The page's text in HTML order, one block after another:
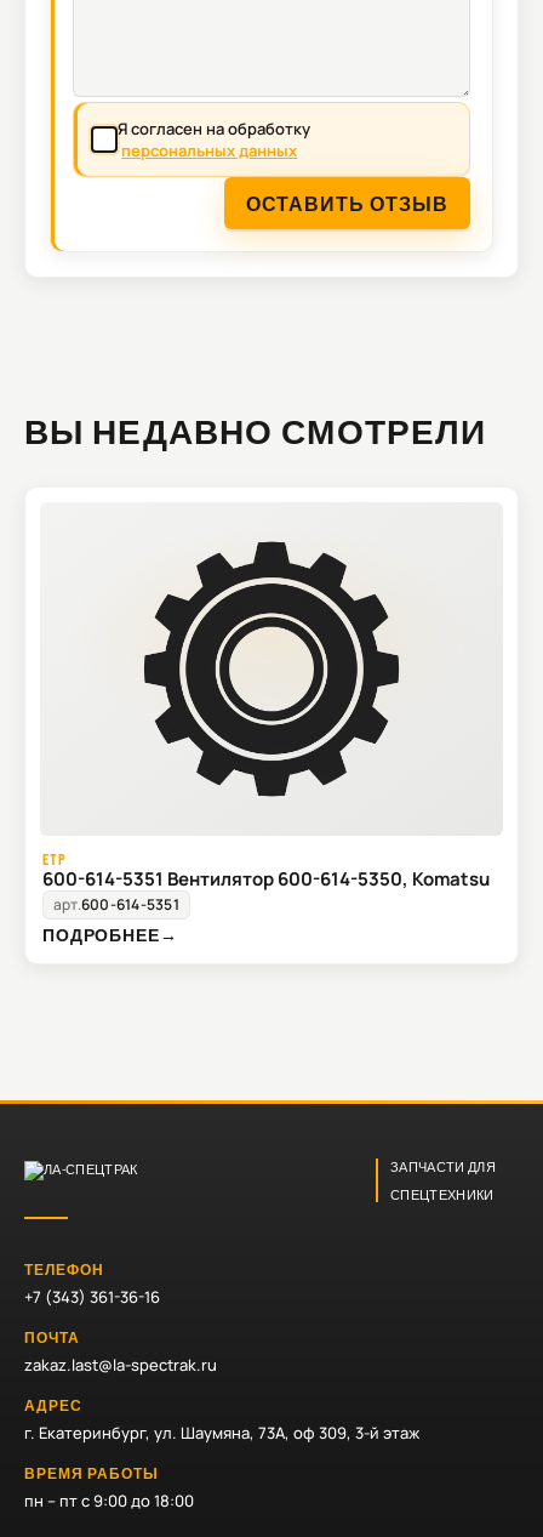
Я согласен на обработку
персональных данных
ОСТАВИТЬ ОТЗЫВ
ВЫ НЕДАВНО СМОТРЕЛИ
ETP
600-614-5351 Вентилятор 600-614-5350, Komatsu
арт.600-614-5351
ПОДРОБНЕЕ→
ЗАПЧАСТИ ДЛЯ
СПЕЦТЕХНИКИ
ТЕЛЕФОН
+7 (343) 361-36-16
ПОЧТА
zakaz.last@la-spectrak.ru
АДРЕС
г. Екатеринбург, ул. Шаумяна, 73А, оф 309, 3-й этаж
ВРЕМЯ РАБОТЫ
пн – пт с 9:00 до 18:00